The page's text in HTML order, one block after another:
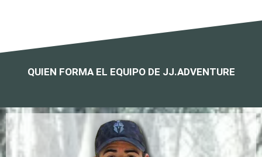
QUIEN FORMA EL EQUIPO DE JJ.ADVENTURE